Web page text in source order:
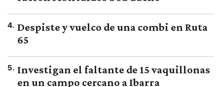
4. Despiste y vuelco de una combi en Ruta
65
5. Investigan el faltante de 15 vaquillonas
en un campo cercano a Ibarra